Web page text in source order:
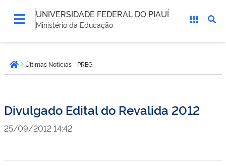
UNIVERSIDADE FEDERAL DO PIAUÍ
Ministério da Educação
está
aqui:Página inicial
Últimas Notícias - PREG
Divulgado Edital do Revalida 2012
25/09/2012 14:42